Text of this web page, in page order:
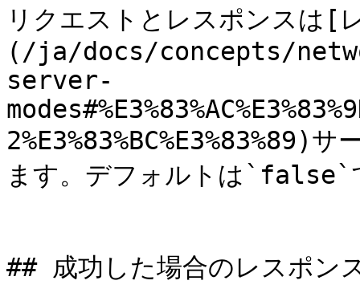
リクエストとレスポンスは[
(/ja/docs/concepts/
server-
2%E3%83%BC%E3%83%89)
ます。デフォルトは
## 成功した場合のレスポン